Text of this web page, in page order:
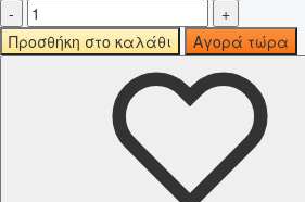
-
+
Προσθήκη στο καλάθι
Αγορά τώρα